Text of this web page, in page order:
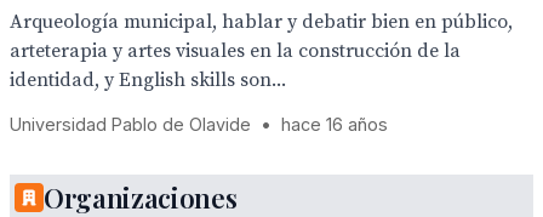
Arqueología municipal, hablar y debatir bien en público,
arteterapia y artes visuales en la construcción de la
identidad, y English skills son...
Universidad Pablo de Olavide • hace 16 años
Organizaciones